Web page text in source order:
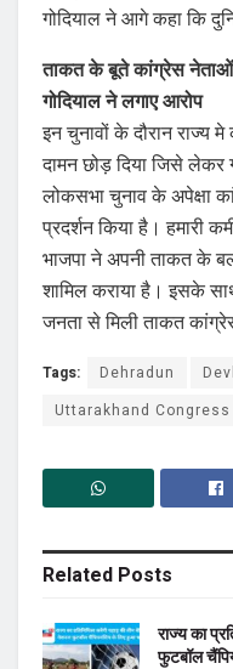
गोदियाल ने आगे कहा कि
ताकत के बूते कांग्रेस नेताओं
गोदियाल ने लगाए आरोप
इन चुनावों के दौरान
दामन छोड़ दिया जिसे
लोकसभा चुनाव के अपेक्षा
प्रदर्शन किया है। हमारी
भाजपा ने अपनी ताकत के
शामिल कराया है। इसके
जनता से मिली ताकत
Tags: Dehradun
Uttarakhand Congress
Related Posts
राज्य का
फुटबॉल